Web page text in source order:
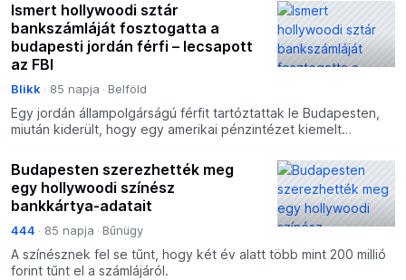
Ismert hollywoodi sztár
bankszámláját fosztogatta a
budapesti jordán férfi – lecsapott
az FBI
Blikk 85 napja Belföld
Egy jordán állampolgárságú férfit tartóztattak le Budapesten,
miután kiderült, hogy egy amerikai pénzintézet kiemelt
Budapesten szerezhették meg
egy hollywoodi színész
bankkártya-adatait
444 85 napja Bűnügy
A színésznek fel se tűnt, hogy két év alatt több mint 200 millió
forint tűnt el a számlájáról.